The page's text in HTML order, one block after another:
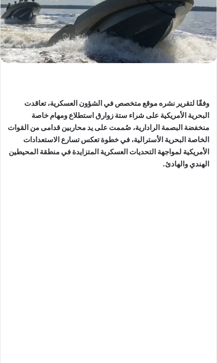
وفقًا لتقرير نشره موقع متخصص في الشؤون العسكرية، تعاقدت
البحرية الأمريكية على شراء ستة زوارق استطلاع ومهام خاصة
منخفضة البصمة الرادارية، صُممت على يد محاربين قدامى من القوات
الخاصة البحرية الأسترالية، في خطوة تعكس تسارع الاستعدادات
الأمريكية لمواجهة التحديات العسكرية المتزايدة في منطقة المحيطين
الهندي والهادئ.